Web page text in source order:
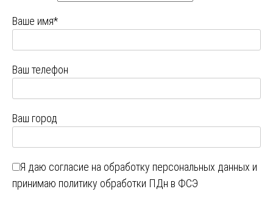
Ваше имя*
Ваш телефон
Ваш город
Я даю согласие на обработку персональных данных и
принимаю политику обработки ПДн в ФСЭ